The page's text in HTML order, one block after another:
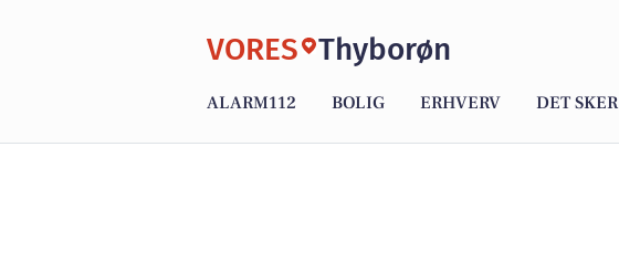
VORES Thyborøn
ALARM112 BOLIG ERHVERV DET SKER